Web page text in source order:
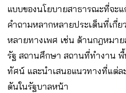
แบบของนโยบายสาธารณะที่จะ
คำถามหลากหลายประเด็นที่เกี่
หลายทางเพศ เช่น ด้านกฎหมา
รัฐ สถานศึกษา สถานที่ทำงาน พื้
ทัศน์ และนำเสนอแนวทางที่แต่ล
ดันในรัฐบาลหน้า